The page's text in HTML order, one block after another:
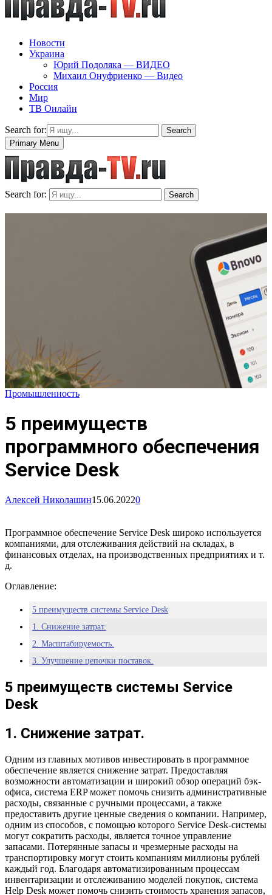
Новости
Украина
Юрий Подоляка — ВИДЕО
Михаил Онуфриенко — Видео
Россия
Мир
ТВ Онлайн
Search for:
Search
Primary Menu
Search for: Search
Промышленность
5 преимуществ
программного обеспечения
Service Desk
Алексей Николашин15.06.20220
Программное обеспечение Service Desk широко используется
компаниями, для отслеживания действий на складах, в
финансовых отделах, на производственных предприятиях и т.
д.
Оглавление:
5 преимуществ системы Service Desk
1. Снижение затрат.
2. Масштабируемость.
3. Улучшение цепочки поставок.
5. Отчетность.
5 преимуществ системы Service
Desk
1. Снижение затрат.
Одним из главных мотивов инвестировать в программное
обеспечение является снижение затрат. Предоставляя
возможности автоматизации и широкий обзор операций бэк-
офиса, система ERP может помочь снизить административные
расходы, связанные с ручными процессами, а также
предоставить другие ценные сведения о компании. Например,
одним из способов, с помощью которого Service Desk-системы
могут сократить расходы, является точное управление
запасами. Потерянные запасы и чрезмерные расходы на
транспортировку могут стоить компаниям миллионы рублей
каждый год. Благодаря автоматизированным процессам
инвентаризации и отслеживанию моделей покупок, система
Help Desk может помочь снизить стоимость хранения запасов,